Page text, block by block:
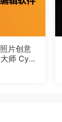
片创意
师 Cyb